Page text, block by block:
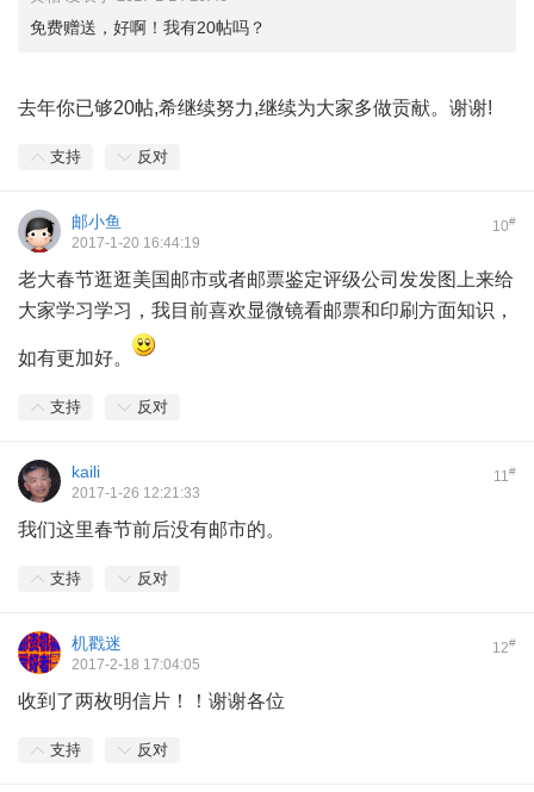
免费赠送，好啊！我有20帖吗？
去年你已够20帖,希继续努力,继续为大家多做贡献。谢谢!
支持 反对
10#
邮小鱼
2017-1-20 16:44:19
老大春节逛逛美国邮市或者邮票鉴定评级公司发发图上来给
大家学习学习，我目前喜欢显微镜看邮票和印刷方面知识，
如有更加好。
支持 反对
11 #
kaili
2017-1-26 12:21:33
我们这里春节前后没有邮市的。
支持 反对
12#
机戳迷
2017-2-18 17:04:05
收到了两枚明信片！！谢谢各位
支持 反对